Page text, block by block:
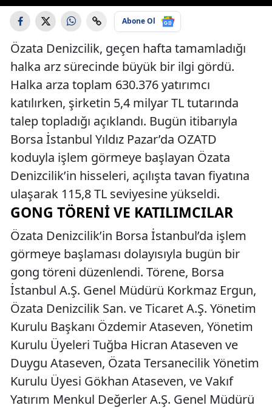
Abone Ol
Özata Denizcilik, geçen hafta tamamladığı
halka arz sürecinde büyük bir ilgi gördü.
Halka arza toplam 630.376 yatırımcı
katılırken, şirketin 5,4 milyar TL tutarında
talep topladığı açıklandı. Bugün itibarıyla
Borsa İstanbul Yıldız Pazar’da OZATD
koduyla işlem görmeye başlayan Özata
Denizcilik’in hisseleri, açılışta tavan fiyatına
ulaşarak 115,8 TL seviyesine yükseldi.
GONG TÖRENI VE KATILIMCILAR
Özata Denizcilik’in Borsa İstanbul’da işlem
görmeye başlaması dolayısıyla bugün bir
gong töreni düzenlendi. Törene, Borsa
İstanbul A.Ş. Genel Müdürü Korkmaz Ergun,
Özata Denizcilik San. ve Ticaret A.Ş. Yönetim
Kurulu Başkanı Özdemir Ataseven, Yönetim
Kurulu Üyeleri Tuğba Hicran Ataseven ve
Duygu Ataseven, Özata Tersanecilik Yönetim
Kurulu Üyesi Gökhan Ataseven, ve Vakıf
Yatırım Menkul Değerler A.Ş. Genel Müdürü